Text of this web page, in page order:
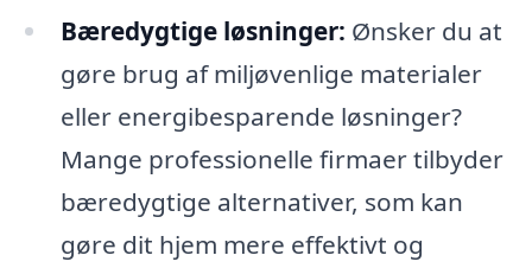
Bæredygtige løsninger: Ønsker du at
gøre brug af miljøvenlige materialer
eller energibesparende løsninger?
Mange professionelle firmaer tilbyder
bæredygtige alternativer, som kan
gøre dit hjem mere effektivt og